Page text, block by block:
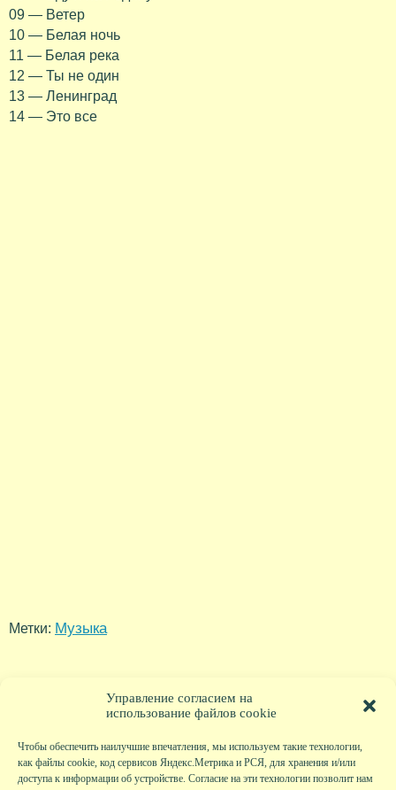
Управление согласием на
использование файлов cookie
Чтобы обеспечить наилучшие впечатления, мы используем такие технологии,
как файлы cookie, код сервисов Яндекс.Метрика и РСЯ, для хранения и/или
доступа к информации об устройстве. Согласие на эти технологии позволит нам
09 — Ветер
10 — Белая ночь
11 — Белая река
12 — Ты не один
13 — Ленинград
14 — Это все
Метки: Музыка